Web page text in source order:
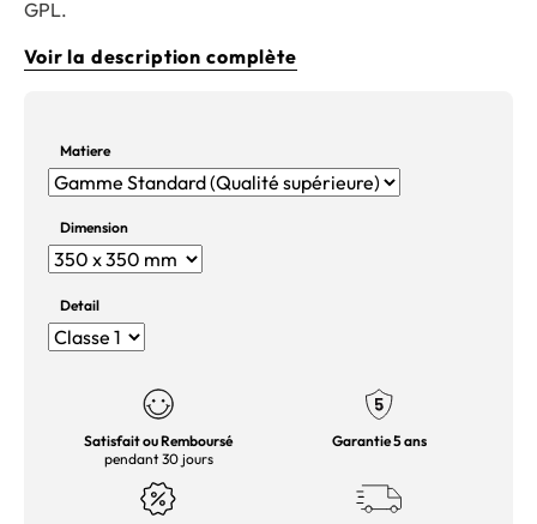
GPL.
Voir la description complète
Matiere
Dimension
Detail
Satisfait ou Remboursé
pendant 30 jours
Garantie 5 ans